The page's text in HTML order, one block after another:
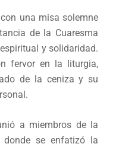
una misa solemne
de la Cuaresma
y solidaridad.
fervor en la liturgia,
de la ceniza y su
a miembros de la
se enfatizó la